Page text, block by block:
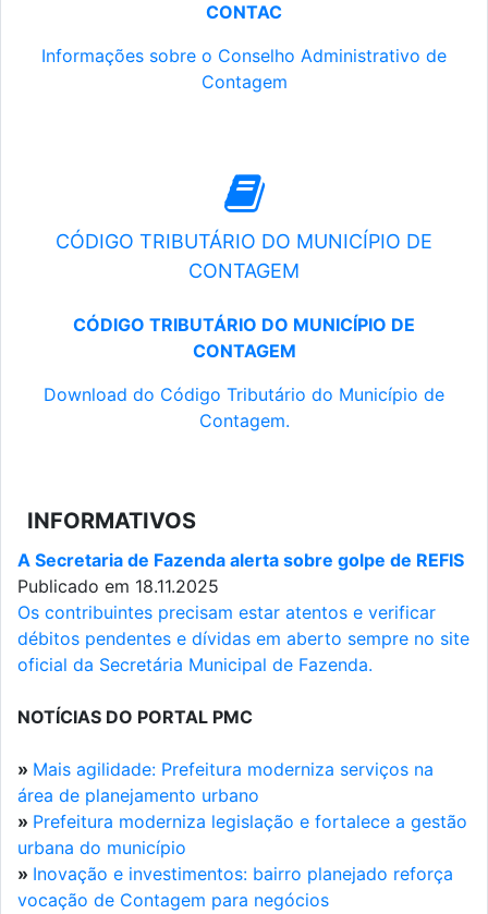
CONTAC
Informações sobre o Conselho Administrativo de
Contagem
CÓDIGO TRIBUTÁRIO DO MUNICÍPIO DE
CONTAGEM
CÓDIGO TRIBUTÁRIO DO MUNICÍPIO DE
CONTAGEM
Download do Código Tributário do Município de
Contagem.
INFORMATIVOS
A Secretaria de Fazenda alerta sobre golpe de REFIS
Publicado em 18.11.2025
Os contribuintes precisam estar atentos e verificar
débitos pendentes e dívidas em aberto sempre no site
oficial da Secretária Municipal de Fazenda.
NOTÍCIAS DO PORTAL PMC
» Mais agilidade: Prefeitura moderniza serviços na
área de planejamento urbano
» Prefeitura moderniza legislação e fortalece a gestão
urbana do município
» Inovação e investimentos: bairro planejado reforça
vocação de Contagem para negócios